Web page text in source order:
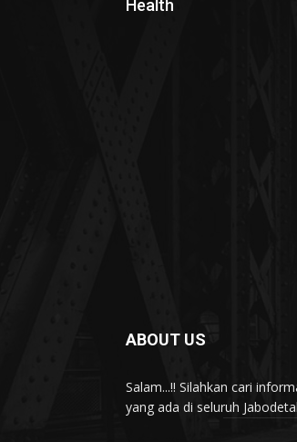
Health
ABOUT US
Salam...!! Silahkan cari
yang ada di seluruh